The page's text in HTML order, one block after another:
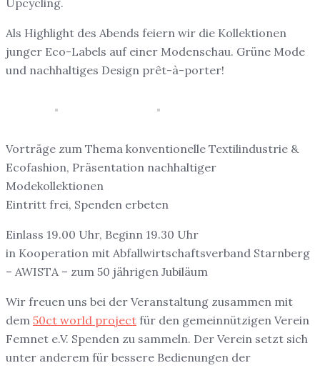
Upcycling.
Als Highlight des Abends feiern wir die Kollektionen
junger Eco-Labels auf einer Modenschau. Grüne Mode
und nachhaltiges Design prêt-à-porter!
Vorträge zum Thema konventionelle Textilindustrie &
Ecofashion, Präsentation nachhaltiger
Modekollektionen
Eintritt frei, Spenden erbeten
Einlass 19.00 Uhr, Beginn 19.30 Uhr
in Kooperation mit Abfallwirtschaftsverband Starnberg
– AWISTA – zum 50 jährigen Jubiläum
Wir freuen uns bei der Veranstaltung zusammen mit
dem 50ct world project für den gemeinnützigen Verein
Femnet e.V. Spenden zu sammeln. Der Verein setzt sich
unter anderem für bessere Bedienungen der